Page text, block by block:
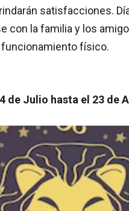
satisfacciones.
con la familia y los
funcionamiento físico.
de Julio hasta el 23 de